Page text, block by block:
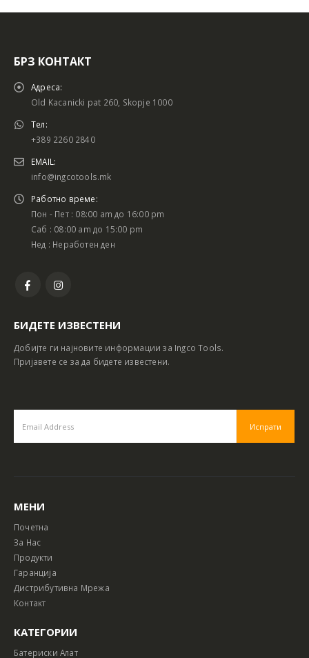
БРЗ КОНТАКТ
Адреса:
Old Kacanicki pat 260, Skopje 1000
Тел:
+389 2260 2840
EMAIL:
info@ingcotools.mk
Работно време:
Пон - Пет : 08:00 am до 16:00 pm
Саб : 08:00 am до 15:00 pm
Нед : Неработен ден
БИДЕТЕ ИЗВЕСТЕНИ
Добијте ги најновите информации за Ingco Tools.
Пријавете се за да бидете известени.
МЕНИ
Почетна
За Нас
Продукти
Гаранција
Дистрибутивна Мрежа
Контакт
КАТЕГОРИИ
Батериски Алат